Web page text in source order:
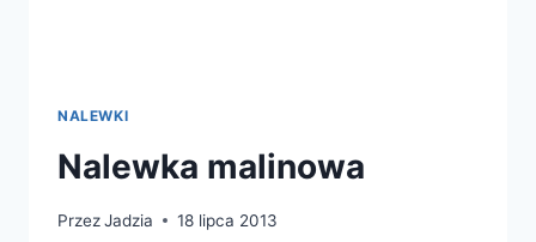
NALEWKI
Nalewka malinowa
PrzezJadzia 18 lipca 2013